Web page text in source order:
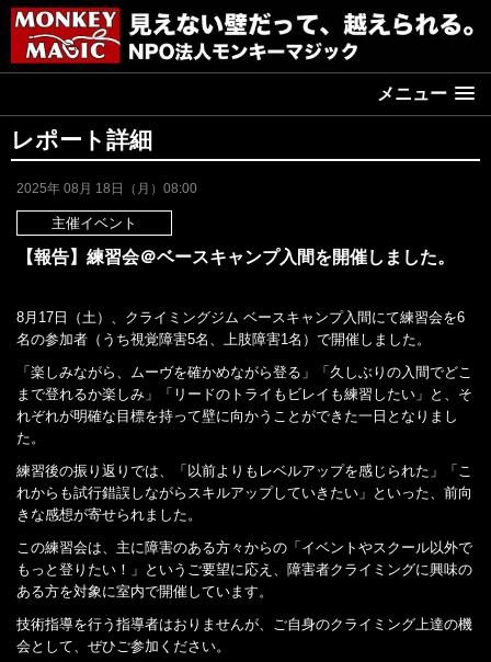
メニュー
レポート詳細
2025年 08月 18日（月）08:00
主催イベント
【報告】練習会＠ベースキャンプ入間を開催しました。
8月17日（土）、クライミングジム ベースキャンプ入間にて練習会を6
名の参加者（うち視覚障害5名、上肢障害1名）で開催しました。
「楽しみながら、ムーヴを確かめながら登る」「久しぶりの入間でどこ
まで登れるか楽しみ」「リードのトライもビレイも練習したい」と、そ
れぞれが明確な目標を持って壁に向かうことができた一日となりまし
た。
練習後の振り返りでは、「以前よりもレベルアップを感じられた」「こ
れからも試行錯誤しながらスキルアップしていきたい」といった、前向
きな感想が寄せられました。
この練習会は、主に障害のある方々からの「イベントやスクール以外で
もっと登りたい！」というご要望に応え、障害者クライミングに興味の
ある方を対象に室内で開催しています。
技術指導を行う指導者はおりませんが、ご自身のクライミング上達の機
会として、ぜひご参加ください。